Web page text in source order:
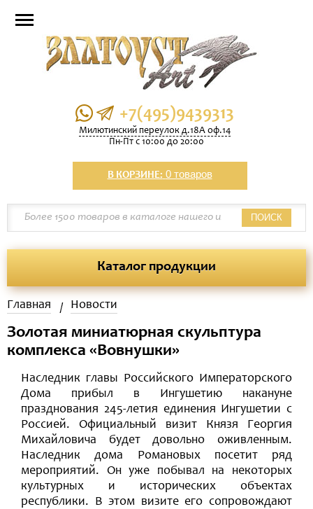
+7(495)9439313
Милютинский переулок д.18А оф.14
Пн-Пт с 10:00 до 20:00
В КОРЗИНЕ: 0 товаров
ПОИСК
Каталог продукции
Главная Новости
Золотая миниатюрная скульптура
комплекса «Вовнушки»
Наследник главы Российского Императорского
Дома прибыл в Ингушетию накануне
празднования 245-летия единения Ингушетии с
Россией. Официальный визит Князя Георгия
Михайловича будет довольно оживленным.
Наследник дома Романовых посетит ряд
мероприятий. Он уже побывал на некоторых
культурных и исторических объектах
республики. В этом визите его сопровождают